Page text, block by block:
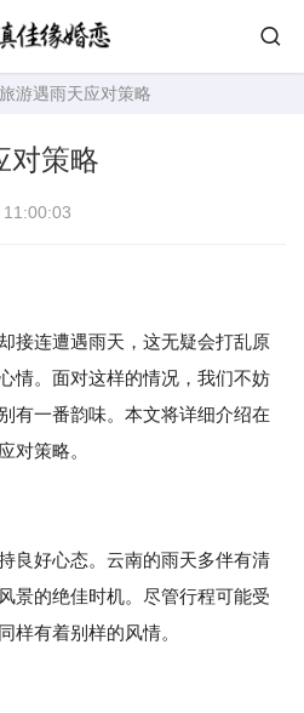
游遇雨天应对策略
对策略
却接连遭遇雨天，这无疑会打乱原
情。面对这样的情况，我们不妨
有一番韵味。本文将详细介绍在
对策略。
良好心态。云南的雨天多伴有清
景的绝佳时机。尽管行程可能受
样有着别样的风情。